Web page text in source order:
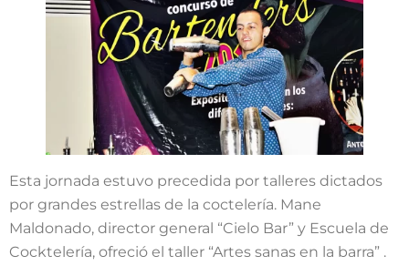
Esta jornada estuvo precedida por talleres dictados
por grandes estrellas de la coctelería. Mane
Maldonado, director general “Cielo Bar” y Escuela de
Cocktelería, ofreció el taller “Artes sanas en la barra” .